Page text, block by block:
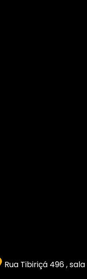
Rua Tibiriçá 496 ,